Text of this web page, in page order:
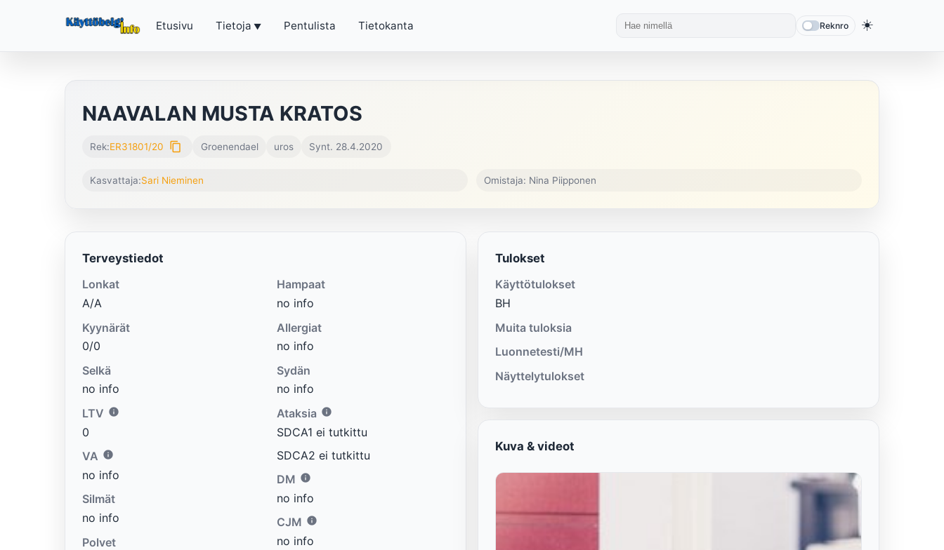
Etusivu Tietoja Pentulista Tietokanta Reknro ☀️
NAAVALAN MUSTA KRATOS
Rek:ER31801/20 content_copy Groenendael uros Synt. 28.4.2020
Kasvattaja:Sari Nieminen Omistaja: Nina Piipponen
Terveystiedot
Lonkat
A/A
Kyynärät
0/0
Selkä
no info
LTV
0
VA
no info
Silmät
no info
Polvet
Hampaat
no info
Allergiat
no info
Sydän
no info
Ataksia
SDCA1 ei tutkittu
SDCA2 ei tutkittu
DM
no info
CJM
no info
Tulokset
Käyttötulokset
BH
Muita tuloksia
Luonnetesti/MH
Näyttelytulokset
Kuva & videot